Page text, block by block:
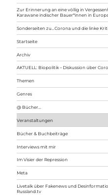
Zur Erinnerung an eine völlig in
Karawane indischer Bauer*innen in
Sonderseiten zu…Corona und die linke
Startseite
Archiv
AKTUELL: Biopolitik – Diskussion über
Themen
Genres
@ Bücher…
Veranstaltungen
Bücher & Buchbeiträge
Interviews mit mir
Im Visier der Repression
Meta
Livetalk über Fakenews und
Russland.tv